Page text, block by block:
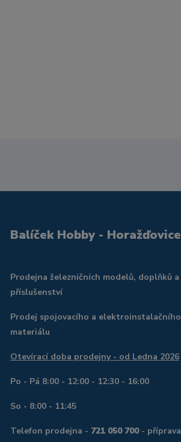
Balíček Hobby - Horažďovice
Prodejna železničních modelů, doplňků a
příslušenství
Prodej spojovacího a elektroinstalačního
materiálu
Otevírací doba prodejny - od Ledna 2026
Po - Pá 8:00 - 12:00 - 12:30 - 16:00
So - 8:00 - 11:45
Telefon prodejna - 721 050 700- příprava